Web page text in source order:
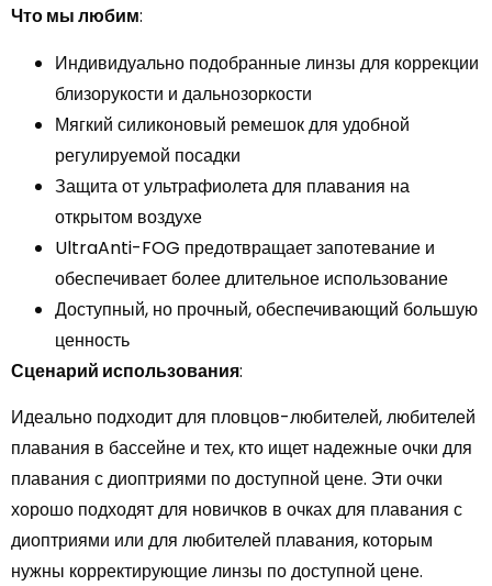
Что мы любим:
Индивидуально подобранные линзы для коррекции
близорукости и дальнозоркости
Мягкий силиконовый ремешок для удобной
регулируемой посадки
Защита от ультрафиолета для плавания на
открытом воздухе
UltraAnti-FOG предотвращает запотевание и
обеспечивает более длительное использование
Доступный, но прочный, обеспечивающий большую
ценность
Сценарий использования:
Идеально подходит для пловцов-любителей, любителей
плавания в бассейне и тех, кто ищет надежные очки для
плавания с диоптриями по доступной цене. Эти очки
хорошо подходят для новичков в очках для плавания с
диоптриями или для любителей плавания, которым
нужны корректирующие линзы по доступной цене.